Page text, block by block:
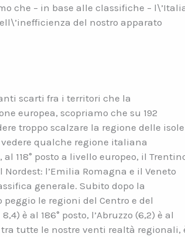
che – in base alle classifiche –
del nostro apparato
scarti fra i territori che la
europea, scopriamo che su 192
troppo scalzare la regione delle isole
qualche regione italiana
118° posto a livello europeo, il
l’Emilia Romagna e il Veneto
generale. Subito dopo la
peggio le regioni del Centro e del
è al 186° posto, l’Abruzzo (6,2) è al
tutte le nostre venti realtà regionali,